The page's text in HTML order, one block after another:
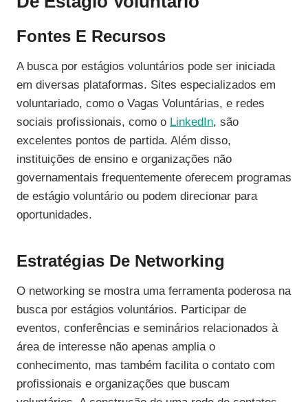
Fontes E Recursos
A busca por estágios voluntários pode ser iniciada
em diversas plataformas. Sites especializados em
voluntariado, como o Vagas Voluntárias, e redes
sociais profissionais, como o LinkedIn, são
excelentes pontos de partida. Além disso,
instituições de ensino e organizações não
governamentais frequentemente oferecem programas
de estágio voluntário ou podem direcionar para
oportunidades.
Estratégias De Networking
O networking se mostra uma ferramenta poderosa na
busca por estágios voluntários. Participar de
eventos, conferências e seminários relacionados à
área de interesse não apenas amplia o
conhecimento, mas também facilita o contato com
profissionais e organizações que buscam